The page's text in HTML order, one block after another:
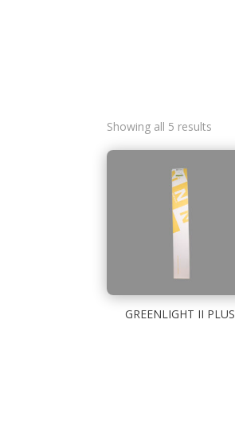
Showing all 5 results
GREENLIGHT II PLUS